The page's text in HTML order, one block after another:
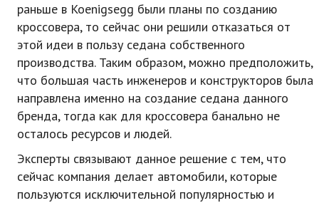
раньше в Koenigsegg были планы по созданию
кроссовера, то сейчас они решили отказаться от
этой идеи в пользу седана собственного
производства. Таким образом, можно предположить,
что большая часть инженеров и конструкторов была
направлена именно на создание седана данного
бренда, тогда как для кроссовера банально не
осталось ресурсов и людей.
Эксперты связывают данное решение с тем, что
сейчас компания делает автомобили, которые
пользуются исключительной популярностью и